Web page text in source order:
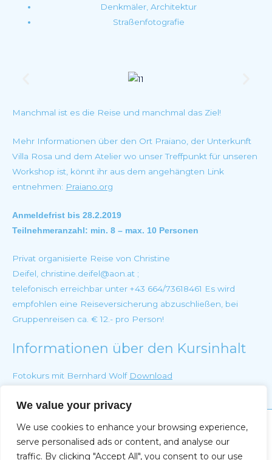
We value your privacy
We use cookies to enhance your browsing experience,
serve personalised ads or content, and analyse our
traffic. By clicking "Accept All", you consent to our use
Denkmäler, Architektur
Straßenfotografie
Manchmal ist es die Reise und manchmal das Ziel!
Mehr Informationen über den Ort Praiano, der Unterkunft
Villa Rosa und dem Atelier wo unser Treffpunkt für unseren
Workshop ist, könnt ihr aus dem angehängten Link
entnehmen: Praiano.org
Anmeldefrist bis 28.2.2019
Teilnehmeranzahl: min. 8 – max. 10 Personen
Privat organisierte Reise von Christine
Deifel, christine.deifel@aon.at ;
telefonisch erreichbar unter +43 664/73618461 Es wird
empfohlen eine Reiseversicherung abzuschließen, bei
Gruppenreisen ca. € 12.- pro Person!
Informationen über den Kursinhalt
Fotokurs mit Bernhard Wolf Download
Impressum